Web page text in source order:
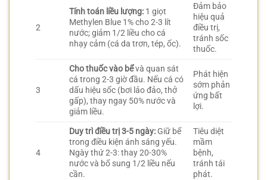
2
Tính toán liều lượng: 1 giọt
Methylen Blue 1% cho 2-3 lít
nước; giảm 1/2 liều cho cá
nhạy cảm (cá da trơn, tép, ốc).
Đảm bảo
hiệu quả
điều trị,
tránh sốc
thuốc.
3
Cho thuốc vào bểvà quan sát
cá trong 2-3 giờ đầu. Nếu cá có
dấu hiệu sốc (bơi lảo đảo, thở
gấp), thay ngay 50% nước và
giảm liều.
Phát hiện
sớm phản
ứng bất
lợi.
4
Duy trì điều trị 3-5 ngày:Giữ bể
trong điều kiện ánh sáng yếu.
Ngày thứ 2-3: thay 20-30%
nước và bổ sung 1/2 liều nếu
cần.
Tiêu diệt
mầm
bệnh,
tránh tái
phát.